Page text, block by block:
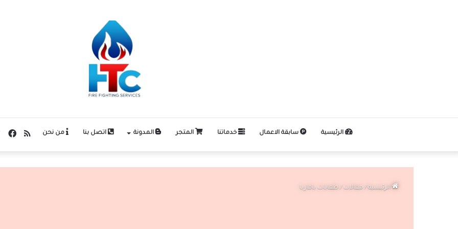
الرئيسية سابقة الاعمال خدماتنا المتجر المدونة اتصل بنا من نحن ملخص
الرئيسية / مقالات / طفايات بافاريا